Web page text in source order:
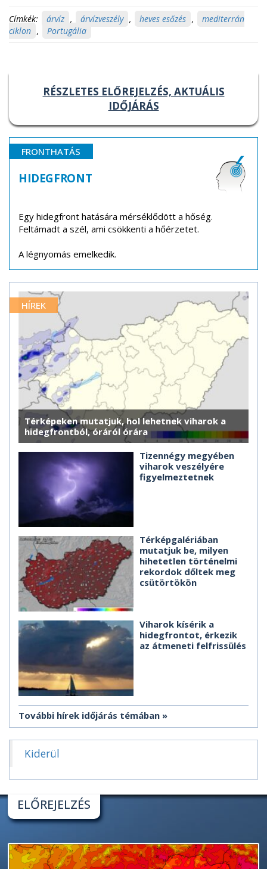
Címkék: árvíz , árvízveszély , heves esőzés ,
mediterrán
ciklon , Portugália
RÉSZLETES ELŐREJELZÉS, AKTUÁLIS
IDŐJÁRÁS
FRONTHATÁS
HIDEGFRONT
Egy hidegfront hatására mérséklődött a hőség.
Feltámadt a szél, ami csökkenti a hőérzetet.
A légnyomás emelkedik.
HÍREK
Térképeken mutatjuk, hol lehetnek viharok a
hidegfrontból, óráról órára
Tizennégy megyében
viharok veszélyére
figyelmeztetnek
Térképgalériában
mutatjuk be, milyen
hihetetlen történelmi
rekordok dőltek meg
csütörtökön
Viharok kísérik a
hidegfrontot, érkezik
az átmeneti felfrissülés
További hírek időjárás témában
Kiderül
ELŐREJELZÉS